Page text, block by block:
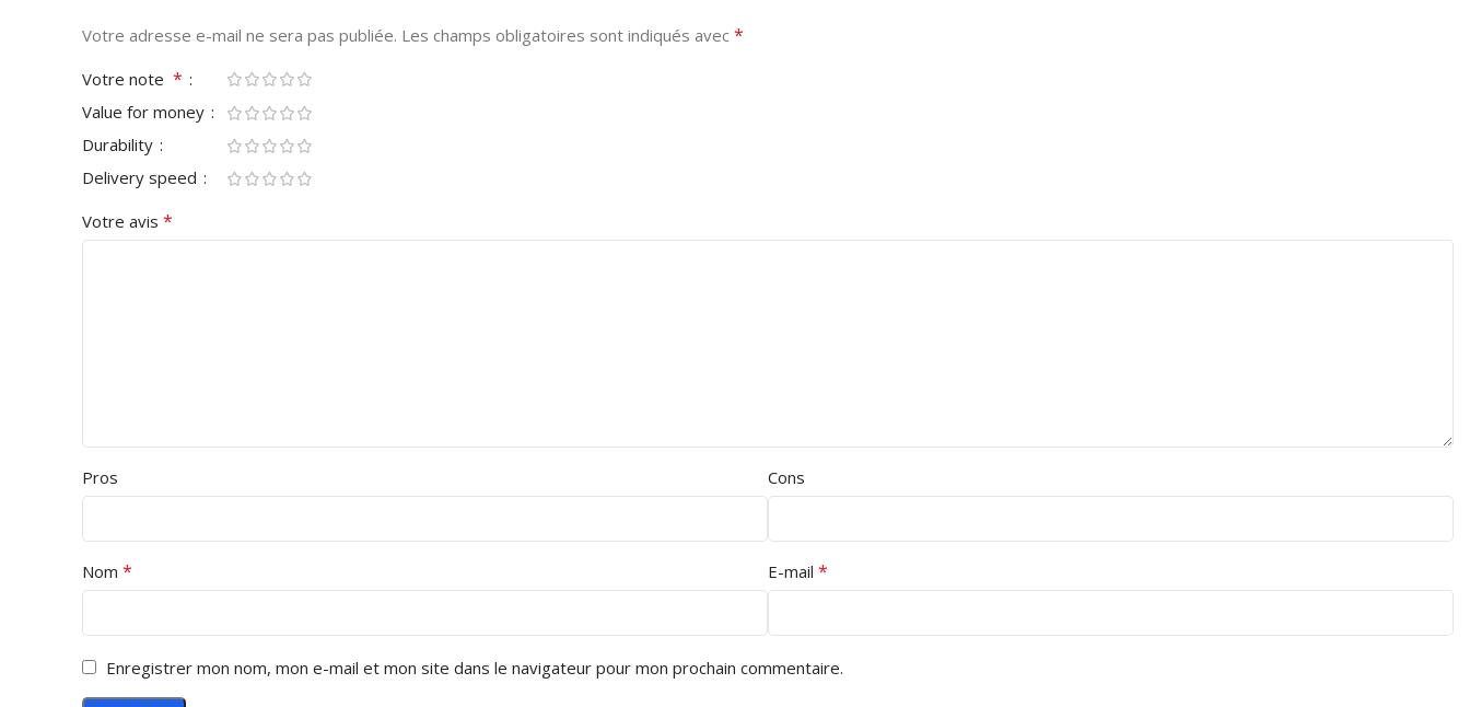
Votre adresse e-mail ne sera pas publiée. Les champs obligatoires sont indiqués avec *
Votre note *
Value for money
Durability
Delivery speed
Votre avis *
Pros Cons
Nom * E-mail *
Enregistrer mon nom, mon e-mail et mon site dans le navigateur pour mon prochain commentaire.